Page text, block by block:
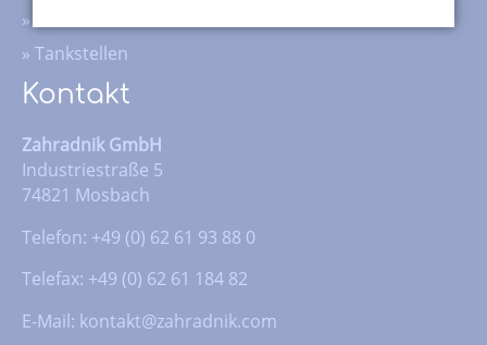
»
» Tankstellen
Kontakt
Zahradnik GmbH
Industriestraße 5
74821 Mosbach
Telefon: +49 (0) 62 61 93 88 0
Telefax: +49 (0) 62 61 184 82
E-Mail: kontakt@zahradnik.com